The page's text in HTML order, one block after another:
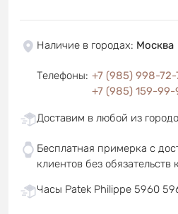
Наличие в городах: Москва
Телефоны: +7 (985) 998-72-
+7 (985) 159-99-
Доставим в любой из
Бесплатная примерка с
клиентов без обязательств
Часы Patek Philippe 5960